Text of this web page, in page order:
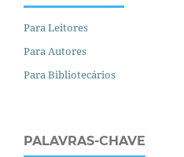
Para Leitores
Para Autores
Para Bibliotecários
PALAVRAS-CHAVE